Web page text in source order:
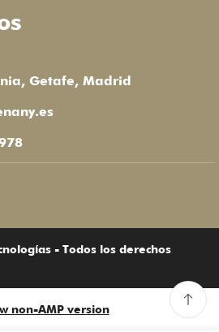
Getafe, Madrid
- Todos los derechos
non-AMP version